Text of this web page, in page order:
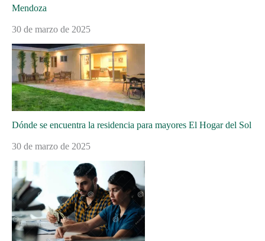
Mendoza
30 de marzo de 2025
Dónde se encuentra la residencia para mayores El Hogar del Sol
30 de marzo de 2025